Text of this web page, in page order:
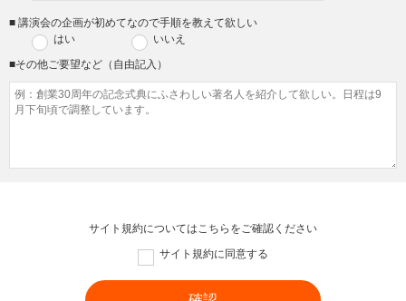
■ 講演会の企画が初めてなので手順を教えて欲しい
はい
いいえ
■その他ご要望など（自由記入）
サイト規約についてはこちら をご確認ください
サイト規約に同意する